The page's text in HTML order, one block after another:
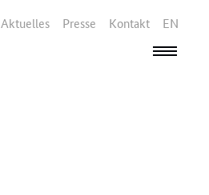
Aktuelles Presse Kontakt EN